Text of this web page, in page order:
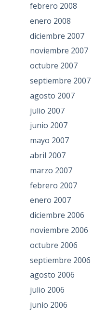
febrero 2008
enero 2008
diciembre 2007
noviembre 2007
octubre 2007
septiembre 2007
agosto 2007
julio 2007
junio 2007
mayo 2007
abril 2007
marzo 2007
febrero 2007
enero 2007
diciembre 2006
noviembre 2006
octubre 2006
septiembre 2006
agosto 2006
julio 2006
junio 2006